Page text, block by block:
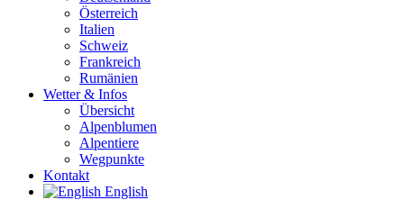
Österreich
Italien
Schweiz
Frankreich
Rumänien
Wetter & Infos
Übersicht
Alpenblumen
Alpentiere
Wegpunkte
Kontakt
English